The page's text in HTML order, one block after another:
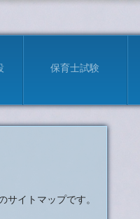
保育士試験
イトマップです。